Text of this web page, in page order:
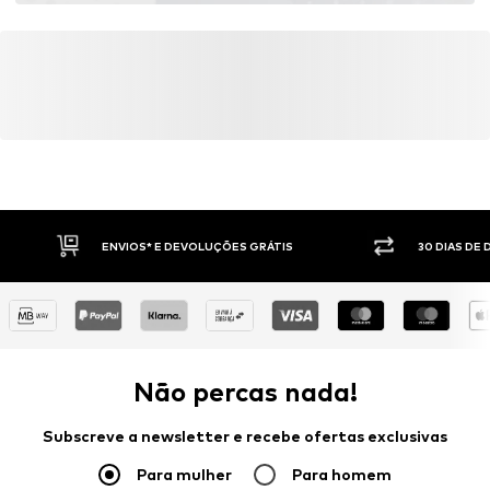
Fecho de velcro
ENVIOS* E DEVOLUÇÕES GRÁTIS 30 DIAS DE
Não percas nada!
Subscreve a newsletter e recebe ofertas exclusivas
Para mulher Para homem